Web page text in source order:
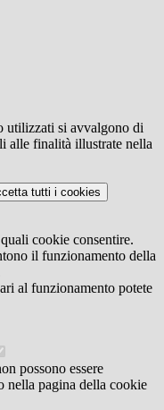
utilizzati si avvalgono di
alle finalità illustrate nella
tutti i cookies
cookie consentire.
il funzionamento della
al funzionamento potete
possono essere
nella pagina della cookie